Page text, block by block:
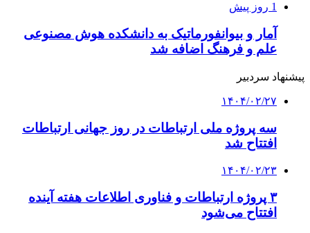
1 روز پیش
آمار و بیوانفورماتیک به دانشکده هوش مصنوعی
علم و فرهنگ اضافه شد
پیشنهاد سردبیر
۱۴۰۴/۰۲/۲۷
سه پروژه ملی ارتباطات در روز جهانی ارتباطات
افتتاح شد
۱۴۰۴/۰۲/۲۳
۳ پروژه ارتباطات و فناوری اطلاعات هفته آینده
افتتاح می‌شود